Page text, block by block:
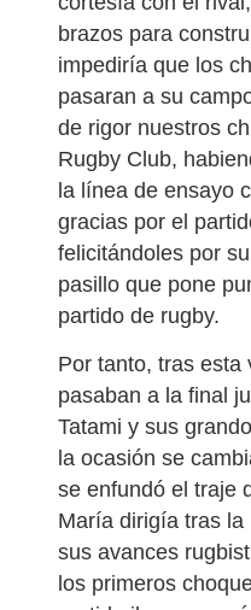
brazos para
impediría que los
pasaran a su
de rigor nuestros
Rugby Club,
la línea de ensayo
gracias por el
felicitándoles por
pasillo que pone
partido de rugby.
Por tanto, tras esta
pasaban a la final
Tatami y sus
la ocasión se
se enfundó el traje
María dirigía tras
sus avances
los primeros